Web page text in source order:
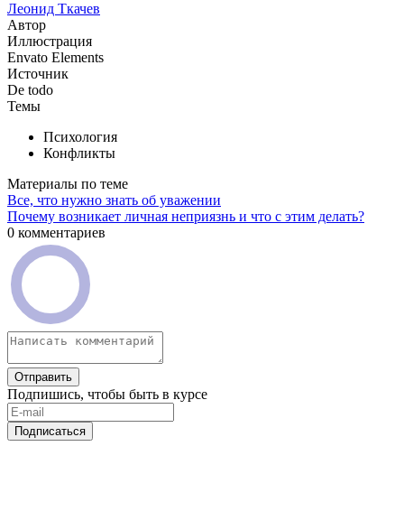
Леонид Ткачев
Автор
Иллюстрация
Envato Elements
Источник
De todo
Темы
Психология
Конфликты
Материалы по теме
Все, что нужно знать об уважении
Почему возникает личная неприязнь и что с этим делать?
0 комментариев
Отправить
Подпишись, чтобы быть в курсе
Подписаться